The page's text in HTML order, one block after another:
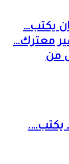
يكتب…
معترك…
من
يكتب….